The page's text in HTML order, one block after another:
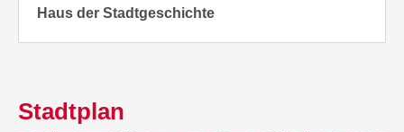
Haus der Stadtgeschichte
Stadtplan